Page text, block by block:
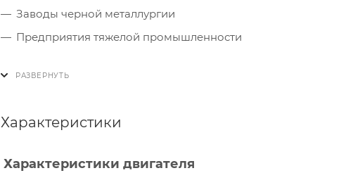
Заводы черной металлургии
Предприятия тяжелой промышленности
Характеристики
Характеристики двигателя